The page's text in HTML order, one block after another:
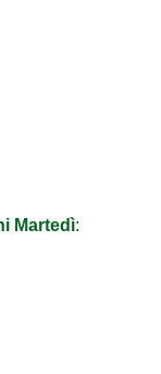
Martedì: